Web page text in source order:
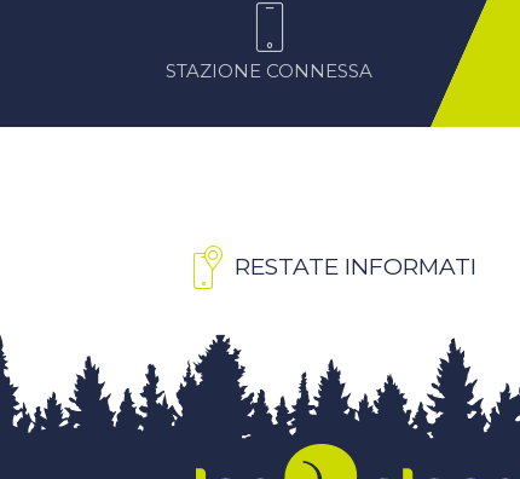
STAZIONE CONNESSA
RESTATE INFORMATI